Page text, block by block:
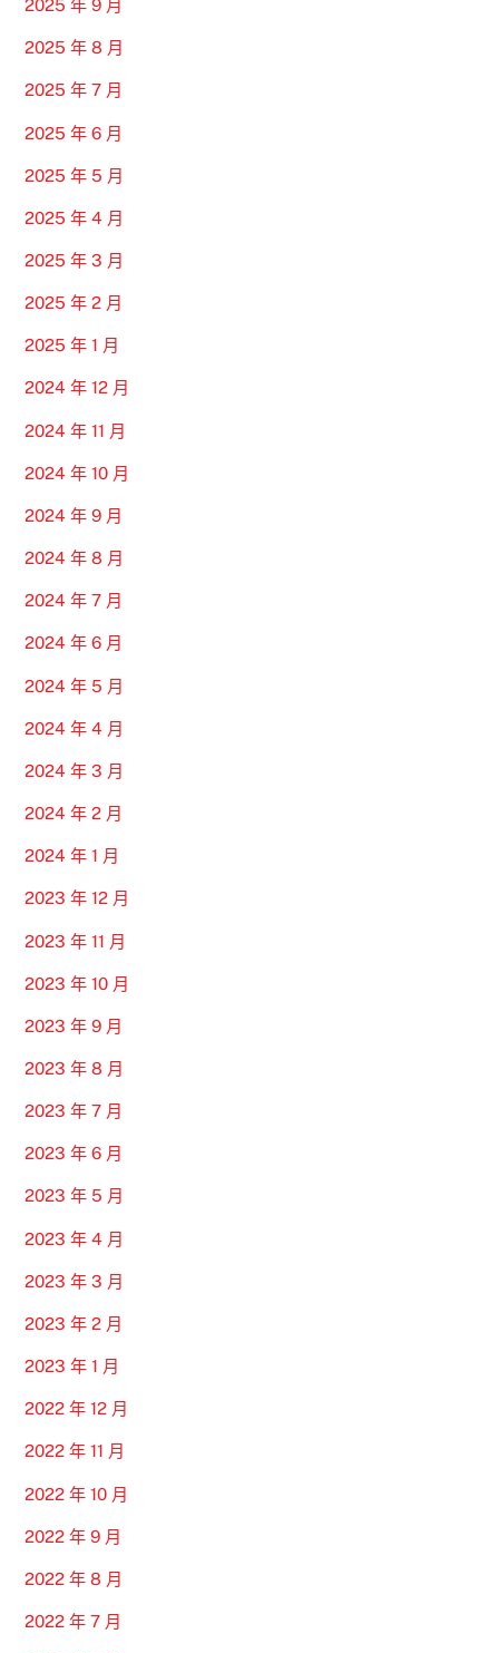
2025 年 9 月
2025 年 8 月
2025 年 7 月
2025 年 6 月
2025 年 5 月
2025 年 4 月
2025 年 3 月
2025 年 2 月
2025 年 1 月
2024 年 12 月
2024 年 11 月
2024 年 10 月
2024 年 9 月
2024 年 8 月
2024 年 7 月
2024 年 6 月
2024 年 5 月
2024 年 4 月
2024 年 3 月
2024 年 2 月
2024 年 1 月
2023 年 12 月
2023 年 11 月
2023 年 10 月
2023 年 9 月
2023 年 8 月
2023 年 7 月
2023 年 6 月
2023 年 5 月
2023 年 4 月
2023 年 3 月
2023 年 2 月
2023 年 1 月
2022 年 12 月
2022 年 11 月
2022 年 10 月
2022 年 9 月
2022 年 8 月
2022 年 7 月